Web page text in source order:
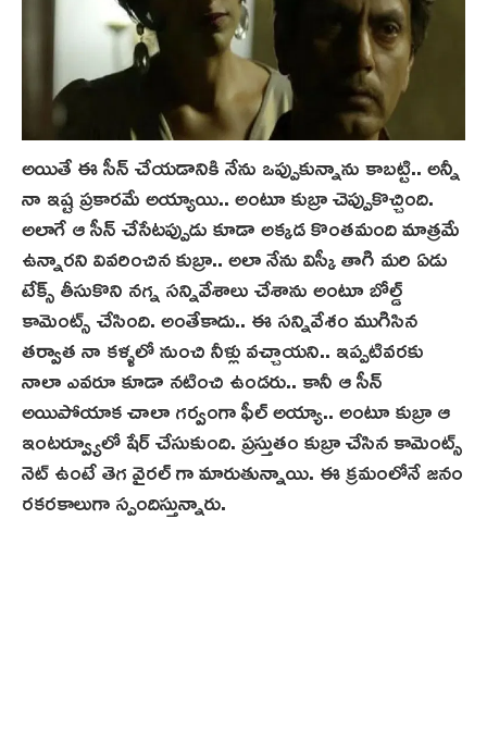
అయితే ఈ సీన్ చేయడానికి నేను ఒప్పుకున్నాను కాబట్టి.. అన్నీ
నా ఇష్ట ప్రకారమే అయ్యాయి.. అంటూ కుబ్రా చెప్పుకొచ్చింది.
అలాగే ఆ సీన్‌ చేసేటప్పుడు కూడా అక్కడ కొంతమంది మాత్రమే
ఉన్నారని వివరించిన కుబ్రా.. అలా నేను విస్కీ తాగి మరి ఏడు
టేక్స్ తీసుకొని నగ్న సన్నివేశాలు చేశాను అంటూ బోల్డ్
కామెంట్స్ చేసింది. అంతేకాదు.. ఈ సన్నివేశం ముగిసిన
తర్వాత నా కళ్ళలో నుంచి నీళ్లు వచ్చాయని.. ఇప్పటివరకు
నాలా ఎవరూ కూడా నటించి ఉండరు.. కానీ ఆ సీన్
అయిపోయాక చాలా గర్వంగా ఫీల్ అయ్యా.. అంటూ కుబ్రా ఆ
ఇంటర్వ్యూలో షేర్ చేసుకుంది. ప్రస్తుతం కుబ్రా చేసిన కామెంట్స్
నెట్ ఉంటే తెగ వైరల్ గా మారుతున్నాయి. ఈ క్రమంలోనే జనం
రకరకాలుగా స్పందిస్తున్నారు.